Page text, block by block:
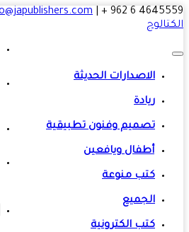
4645559 6
|
info@japublishers.com
$
الاصدارات الحديثة
ريادة
تصميم وفنون تطبيقية
أطفال ويافعين
كتب منوعة
الجميع
كتب الكترونية